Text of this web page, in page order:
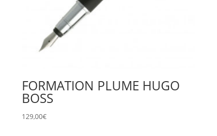
FORMATION PLUME HUGO
BOSS
129,00€